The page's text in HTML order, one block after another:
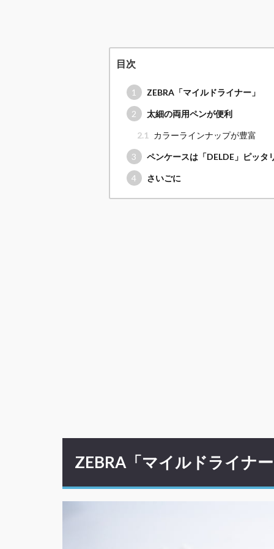
目次
1 ZEBRA「マイルドライナー」
2 太細の両用ペンが便利
2.1 カラーラインナップが豊富
3 ペンケースは「DELDE」ピッタ
4 さいごに
ZEBRA「マイルドライナ